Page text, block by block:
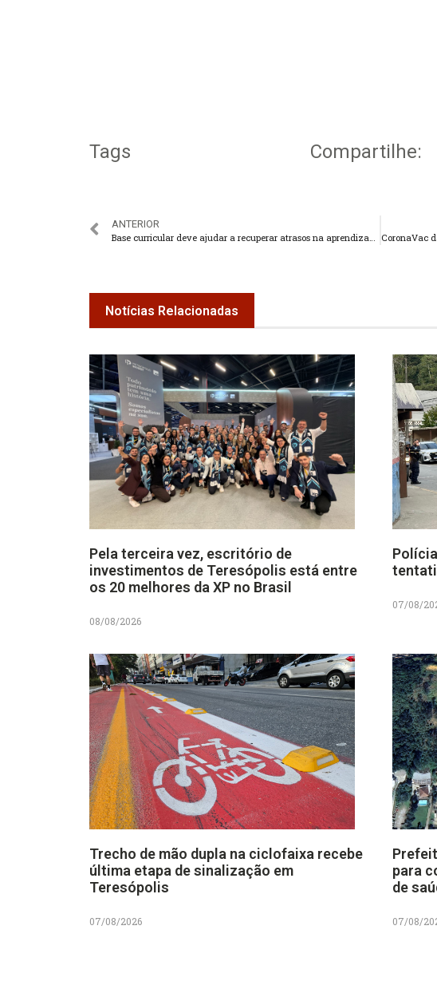
Tags Compartilhe:
ANTERIOR
Base curricular deve ajudar a recuperar atrasos na aprendizagem
Notícias Relacionadas
Pela terceira vez, escritório de
investimentos de Teresópolis está entre
os 20 melhores da XP no Brasil
08/08/2026
07/08/
Trecho de mão dupla na ciclofaixa recebe
última etapa de sinalização em
Teresópolis
07/08/2026
para
de
07/08/